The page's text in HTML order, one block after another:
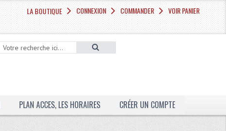
LA BOUTIQUE CONNEXION COMMANDER VOIR PANIER
PLAN ACCES, LES HORAIRES CRÉER UN COMPTE